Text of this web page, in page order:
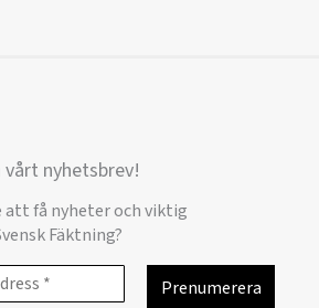
vårt nyhetsbrev!
att få nyheter och viktig
Fäktning?